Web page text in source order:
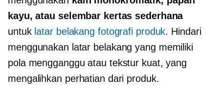
kayu, atau selembar kertas sederhana
untuk latar belakang fotografi produk. Hindari
menggunakan latar belakang yang memiliki
pola mengganggu atau tekstur kuat, yang
mengalihkan perhatian dari produk.